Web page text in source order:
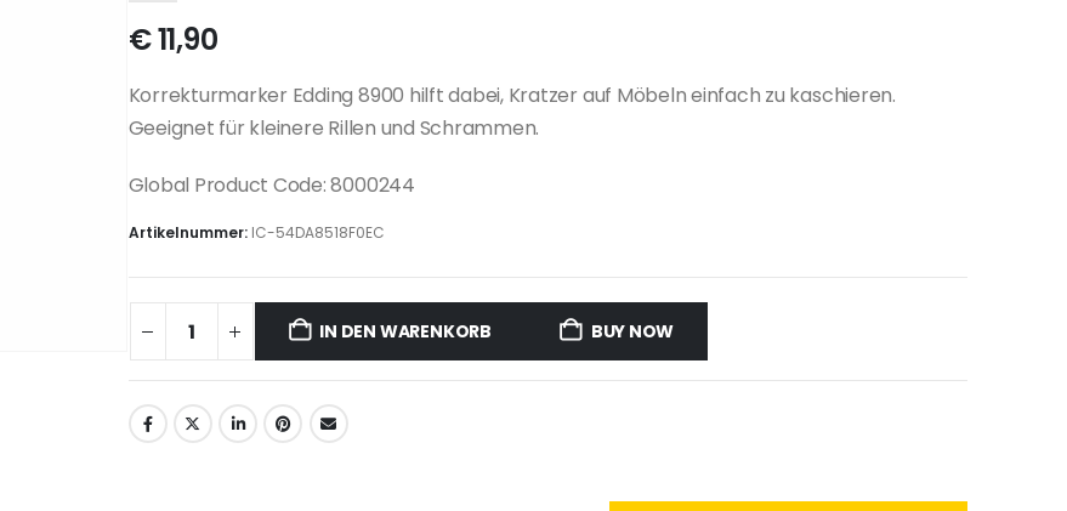
€11,90
Korrekturmarker Edding 8900 hilft dabei, Kratzer auf Möbeln einfach zu kaschieren.
Geeignet für kleinere Rillen und Schrammen.
Global Product Code: 8000244
Artikelnummer: IC-54DA8518F0EC
IN DEN WARENKORB BUY NOW